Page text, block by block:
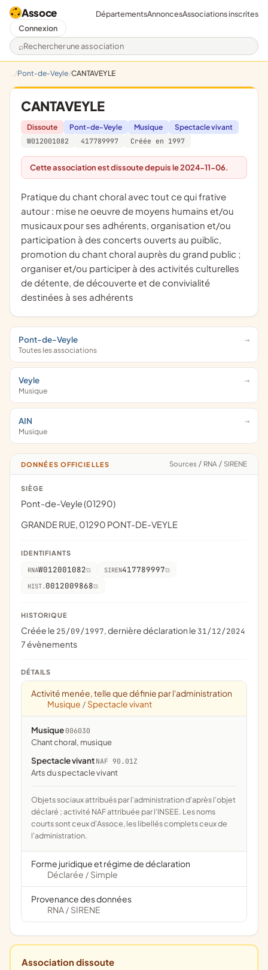
Assoce
Rechercher une association
DépartementsAnnoncesAssociations inscrites
Connexion
Pont-de-Veyle CANTAVEYLE
CANTAVEYLE
Dissoute Pont-de-Veyle Musique
Spectacle vivant
W012001082
417789997 Créée en 1997
Cette association est dissoute depuis le 2024-11-06.
pratique du chant choral avec tout ce qui frative
autour : mise ne oeuvre de moyens humains et/ou
musicaux pour ses adhérents, organisation et/ou
participation à des concerts ouverts au puiblic,
promotion du chant choral auprès du grand public ;
organiser et/ou participer à des activités culturelles
de détente, de découverte et de convivialité
destinées à ses adhérents
Pont-de-Veyle
Toutes les associations
Veyle
Musique
AIN
Musique
DONNÉES OFFICIELLES Sources / RNA / SIRENE
SIÈGE
Pont-de-Veyle (01290)
GRANDE RUE, 01290 PONT-DE-VEYLE
IDENTIFIANTS
RNAW012001082 SIREN417789997
HIST. 0012009868
HISTORIQUE
Créée le 25/09/1997, dernière déclaration le 31/12/2024
7 évènements
DÉTAILS
Activité menée, telle que définie par l'administration
Musique / Spectacle vivant
Musique 006030
chant choral, musique
Spectacle vivant NAF 90.01Z
Arts du spectacle vivant
Objets sociaux attribués par l'administration d'après l'objet
déclaré ; activité NAF attribuée par l'INSEE. Les noms
courts sont ceux d'Assoce, les libellés complets ceux de
l'administration.
Forme juridique et régime de déclaration
Déclarée / Simple
Provenance des données
RNA / SIRENE
Association dissoute